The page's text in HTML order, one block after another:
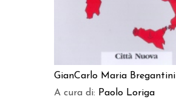
GianCarlo Maria Bregantini
A cura di: Paolo Loriga